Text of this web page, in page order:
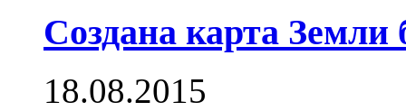
Создана карта Земли
18.08.2015